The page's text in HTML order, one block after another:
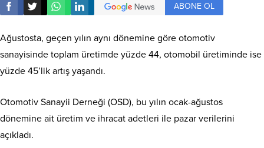
ABONE OL
Ağustosta, geçen yılın aynı dönemine göre otomotiv
sanayisinde toplam üretimde yüzde 44, otomobil üretiminde ise
yüzde 45’lik artış yaşandı.
Otomotiv Sanayii Derneği (OSD), bu yılın ocak-ağustos
dönemine ait üretim ve ihracat adetleri ile pazar verilerini
açıkladı.